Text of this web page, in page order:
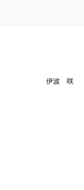
伊波 咲